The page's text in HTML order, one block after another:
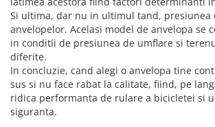
FURCI SI AMORTIZOARE
PEDALE SI ACCESORII
PIESE E-BIKE
ROTI SI PIESE
RULMENTI
SEI SI COMPONENTE
TRANSMISIE
OCHELARI CICLISM
PROTECTII/ARMURI
ARMURI
PROTECTII COATE
PROTECTII GENUNCHI
ALTE PROTECTII
Si ultima, dar nu in ultimul tand, presiunea
anvelopelor. Acelasi model de anvelopa se
in conditii de presiunea de umflare si
diferite.
In concluzie, cand alegi o anvelopa tine
sus si nu face rabat la calitate, fiind, pe
ridica performanta de rulare a bicicletei si
siguranta.